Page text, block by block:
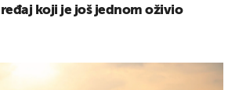
koji je još jednom oživio